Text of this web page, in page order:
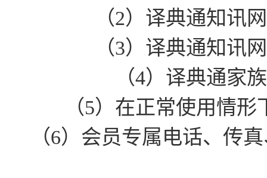
（2）译典通知讯
（3）译典通知讯
（4）译典通家
（5）在正常使用情
（6）会员专属电话、传